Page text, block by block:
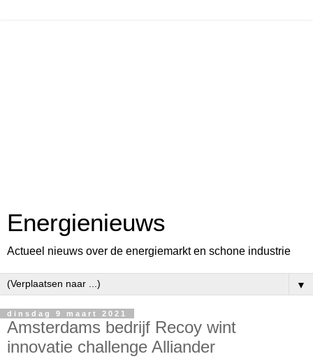
Energienieuws
Actueel nieuws over de energiemarkt en schone industrie
▼
dinsdag 9 maart 2021
Amsterdams bedrijf Recoy wint
innovatie challenge Alliander